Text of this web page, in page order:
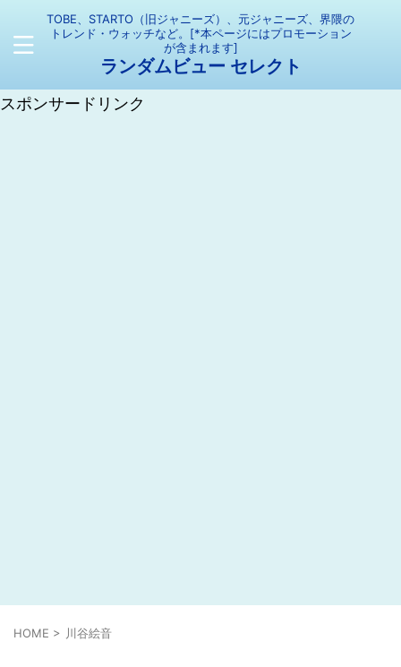
TOBE、STARTO（旧ジャニーズ）、元ジャニーズ、界隈の
トレンド・ウォッチなど。[*本ページにはプロモーション
が含まれます]
ランダムビュー セレクト
スポンサードリンク
HOME > 川谷絵音